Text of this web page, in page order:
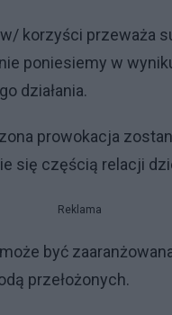
korzyści przeważa
poniesiemy w
działania.
prowokacja
się częścią relacji
Reklama
być
przełożonych.